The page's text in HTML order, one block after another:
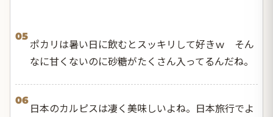
05
ポカリは暑い日に飲むとスッキリして好きｗ そん
なに甘くないのに砂糖がたくさん入ってるんだね。
06
日本のカルピスは凄く美味しいよね。日本旅行でよ